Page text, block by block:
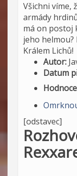
Všichni víme,
armády
má on postoj
jeho
Králem Lichů!
Autor:
Datum
[odstavec]